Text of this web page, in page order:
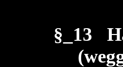
§_13